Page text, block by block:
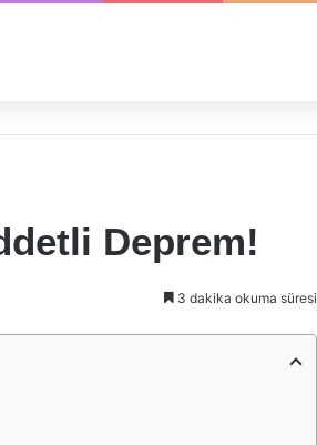
Deprem!
3 dakika okuma süresi